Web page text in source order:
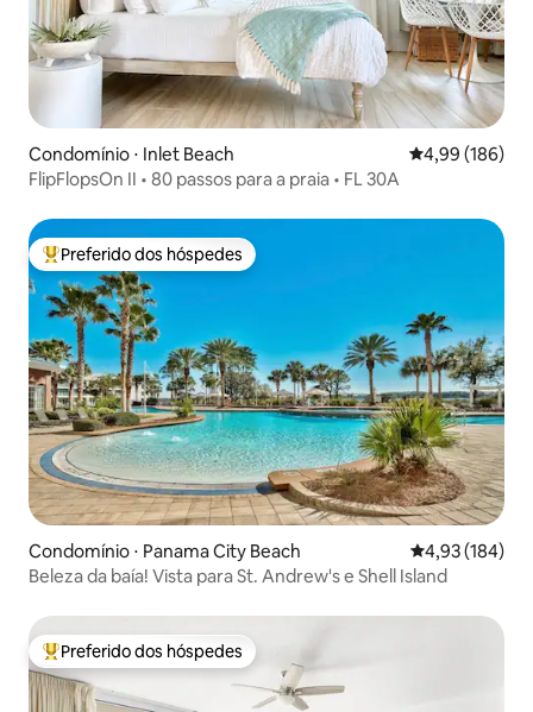
Condomínio ⋅ Inlet Beach 4,99 de uma
4,99 (186)
FlipFlopsOn II • 80 passos para a praia • FL 30A
Entre os melhores preferidos dos hóspedes
Preferido dos hóspedes
Condomínio ⋅ Panama City Beach 4,93 de uma
4,93 (184)
Beleza da baía! Vista para St. Andrew's e Shell Island
Entre os melhores preferidos dos hóspedes
Preferido dos hóspedes